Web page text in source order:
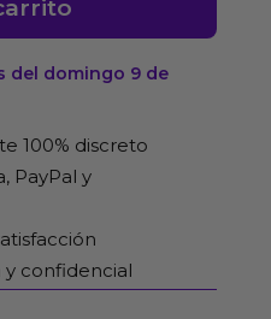
del domingo 9 de
100% discreto
PayPal y
confidencial